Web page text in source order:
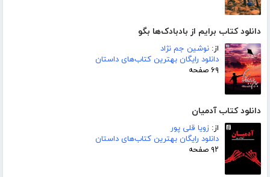
دانلود کتاب برایم از بادبادک‌ها بگو
از: نوشین جم نژاد
دانلود رایگان بهترین کتاب‌های داستان
۶۹ صفحه
دانلود کتاب آدمیان
از: زویا قلی پور
دانلود رایگان بهترین کتاب‌های داستان
۹۲ صفحه